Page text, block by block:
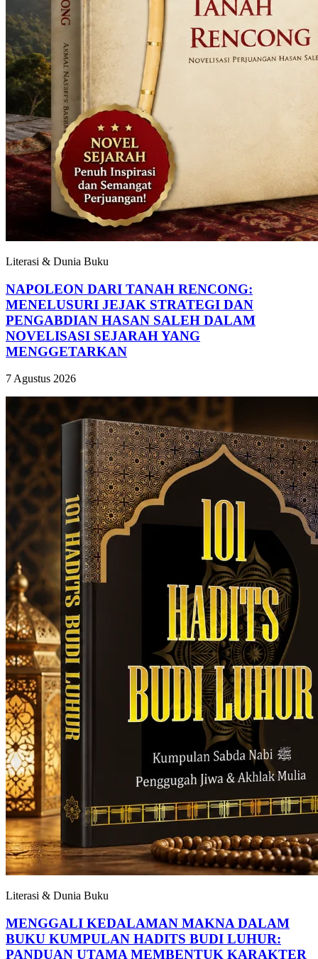
Literasi & Dunia Buku
NAPOLEON DARI TANAH RENCONG:
MENELUSURI JEJAK STRATEGI DAN
PENGABDIAN HASAN SALEH DALAM
NOVELISASI SEJARAH YANG
MENGGETARKAN
7 Agustus 2026
Literasi & Dunia Buku
MENGGALI KEDALAMAN MAKNA DALAM
BUKU KUMPULAN HADITS BUDI LUHUR:
PANDUAN UTAMA MEMBENTUK KARAKTER